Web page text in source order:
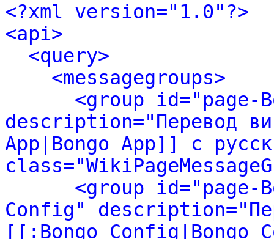
<?xml version="1.0"?>
<api>
<query>
<messagegroups>
<group id="page-
description="Перевод
App|Bongo App]] с
<group id="page-
Config"
[[:Bongo